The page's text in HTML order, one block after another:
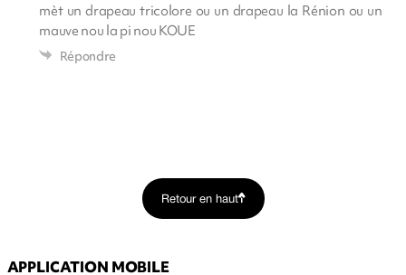
mèt un drapeau tricolore ou un drapeau la Rénion ou un
mauve nou la pi nou KOUE
Répondre
Retour en haut
APPLICATION MOBILE